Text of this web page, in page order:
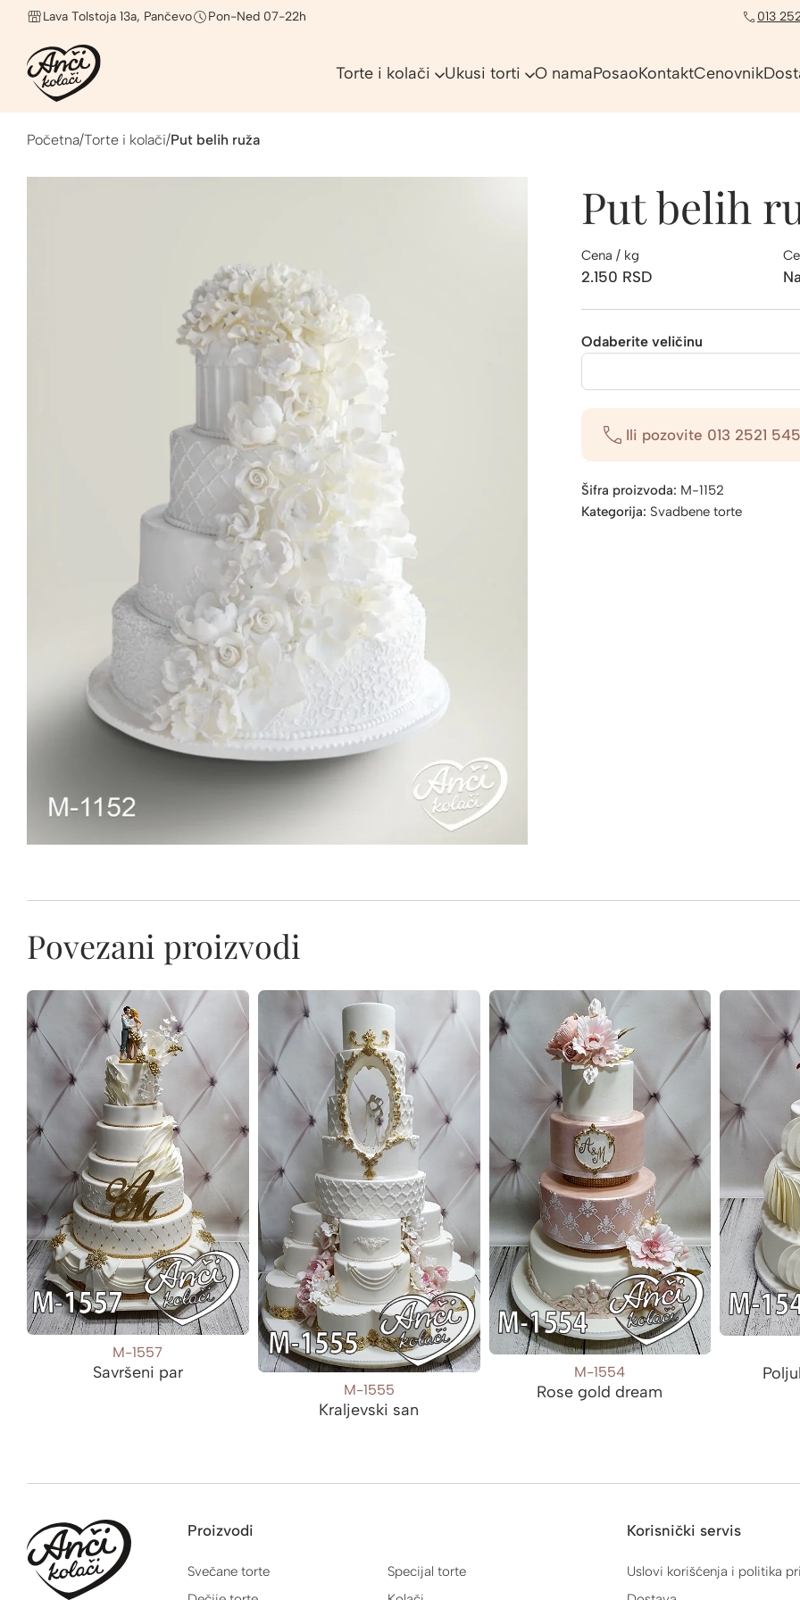
Lava Tolstoja 13a, Pančevo Pon-Ned 07-22h 013
Torte i kolači Ukusi torti O namaPosaoKontaktCenovnik
Početna/Torte i kolači/Put belih ruža
Put belih
Cena / kg
2.150 RSD
Odaberite veličinu
Ili pozovite 013 2521 545
Šifra proizvoda: M-1152
Kategorija: Svadbene torte
Povezani proizvodi
M-1557
Savršeni par
M-1555
Kraljevski san
M-1554
Rose gold dream
Proizvodi
Svečane torte
Specijal torte
Korisnički servis
Uslovi korišćenja i politika